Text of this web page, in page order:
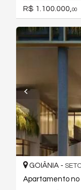
R$ 1.100.000, 00
GOIÂNIA -
Apartamento no